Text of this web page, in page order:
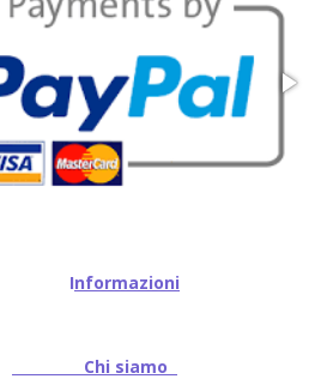
Informazioni
Chi siamo